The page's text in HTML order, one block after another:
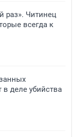
раз». Читинец
всегда к
деле убийства